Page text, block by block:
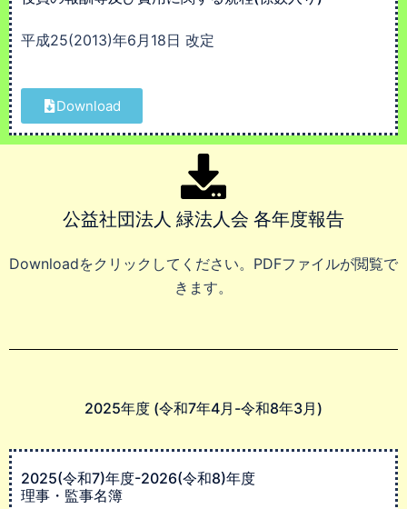
平成25(2013)年6月18日 改定
Download
公益社団法人 緑法人会 各年度報告
Downloadをクリックしてください。PDFファイルが閲覧で
きます。
2025年度 (令和7年4月-令和8年3月)
2025(令和7)年度-2026(令和8)年度
理事・監事名簿